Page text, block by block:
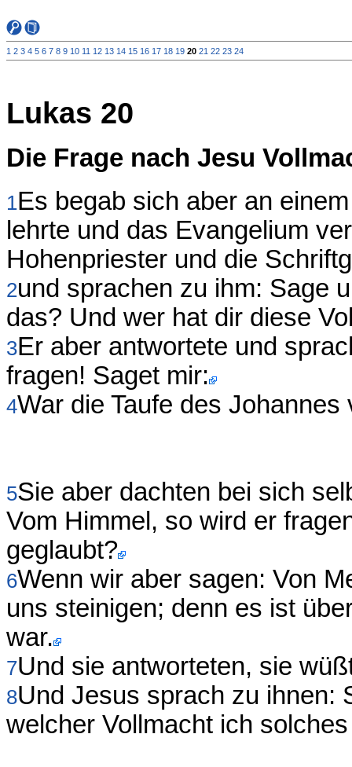
1 2 3 4 5 6 7 8 9 10 11 12 13 14 15 16 17 18 19 20 21 22 23 24
Lukas 20
Die Frage nach Jesu
1Es begab sich aber an
lehrte und das Evangelium
Hohenpriester und die
2und sprachen zu ihm: Sage
das? Und wer hat dir diese
3Er aber antwortete und
fragen! Saget mir:
4War die Taufe des
5Sie aber dachten bei sich
Vom Himmel, so wird er
geglaubt?
6Wenn wir aber sagen: Von
uns steinigen; denn es ist
war.
7Und sie antworteten, sie
8Und Jesus sprach zu ihnen:
welcher Vollmacht ich